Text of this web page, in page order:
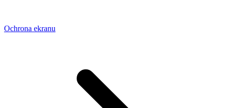
Ochrona ekranu